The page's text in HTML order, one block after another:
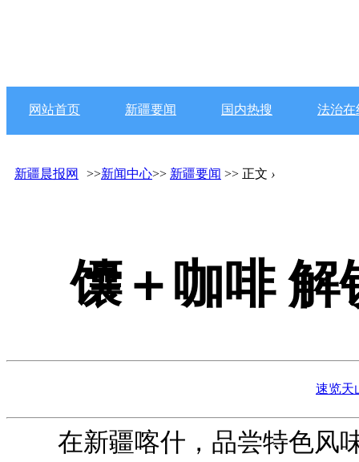
网站首页 新疆要闻 国内热搜 法治在
新疆晨报网 >>新闻中心>> 新疆要闻 >> 正文 ›
馕＋咖啡
速览天
在新疆喀什，品尝特色风味